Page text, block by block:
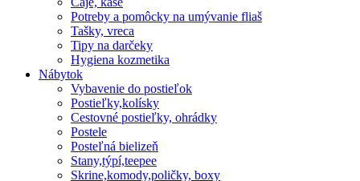
Potreby a pomôcky na umývanie fliaš
Tašky, vreca
Tipy na darčeky
Hygiena kozmetika
Nábytok
Vybavenie do postieľok
Postieľky,kolísky
Cestovné postieľky, ohrádky
Postele
Posteľná bielizeň
Stany,týpí,teepee
Skrine,komody,poličky, boxy